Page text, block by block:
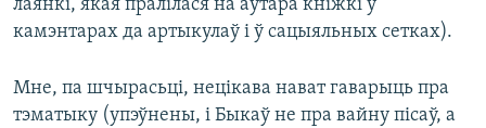
лаянкі, якая пралілася на аўтара кніжкі ў
камэнтарах да артыкулаў і ў сацыяльных сетках).
Мне, па шчырасьці, нецікава нават гаварыць пра
тэматыку (упэўнены, і Быкаў не пра вайну пісаў, а